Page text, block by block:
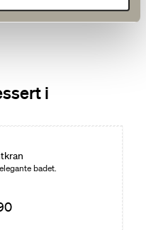
i
badet.